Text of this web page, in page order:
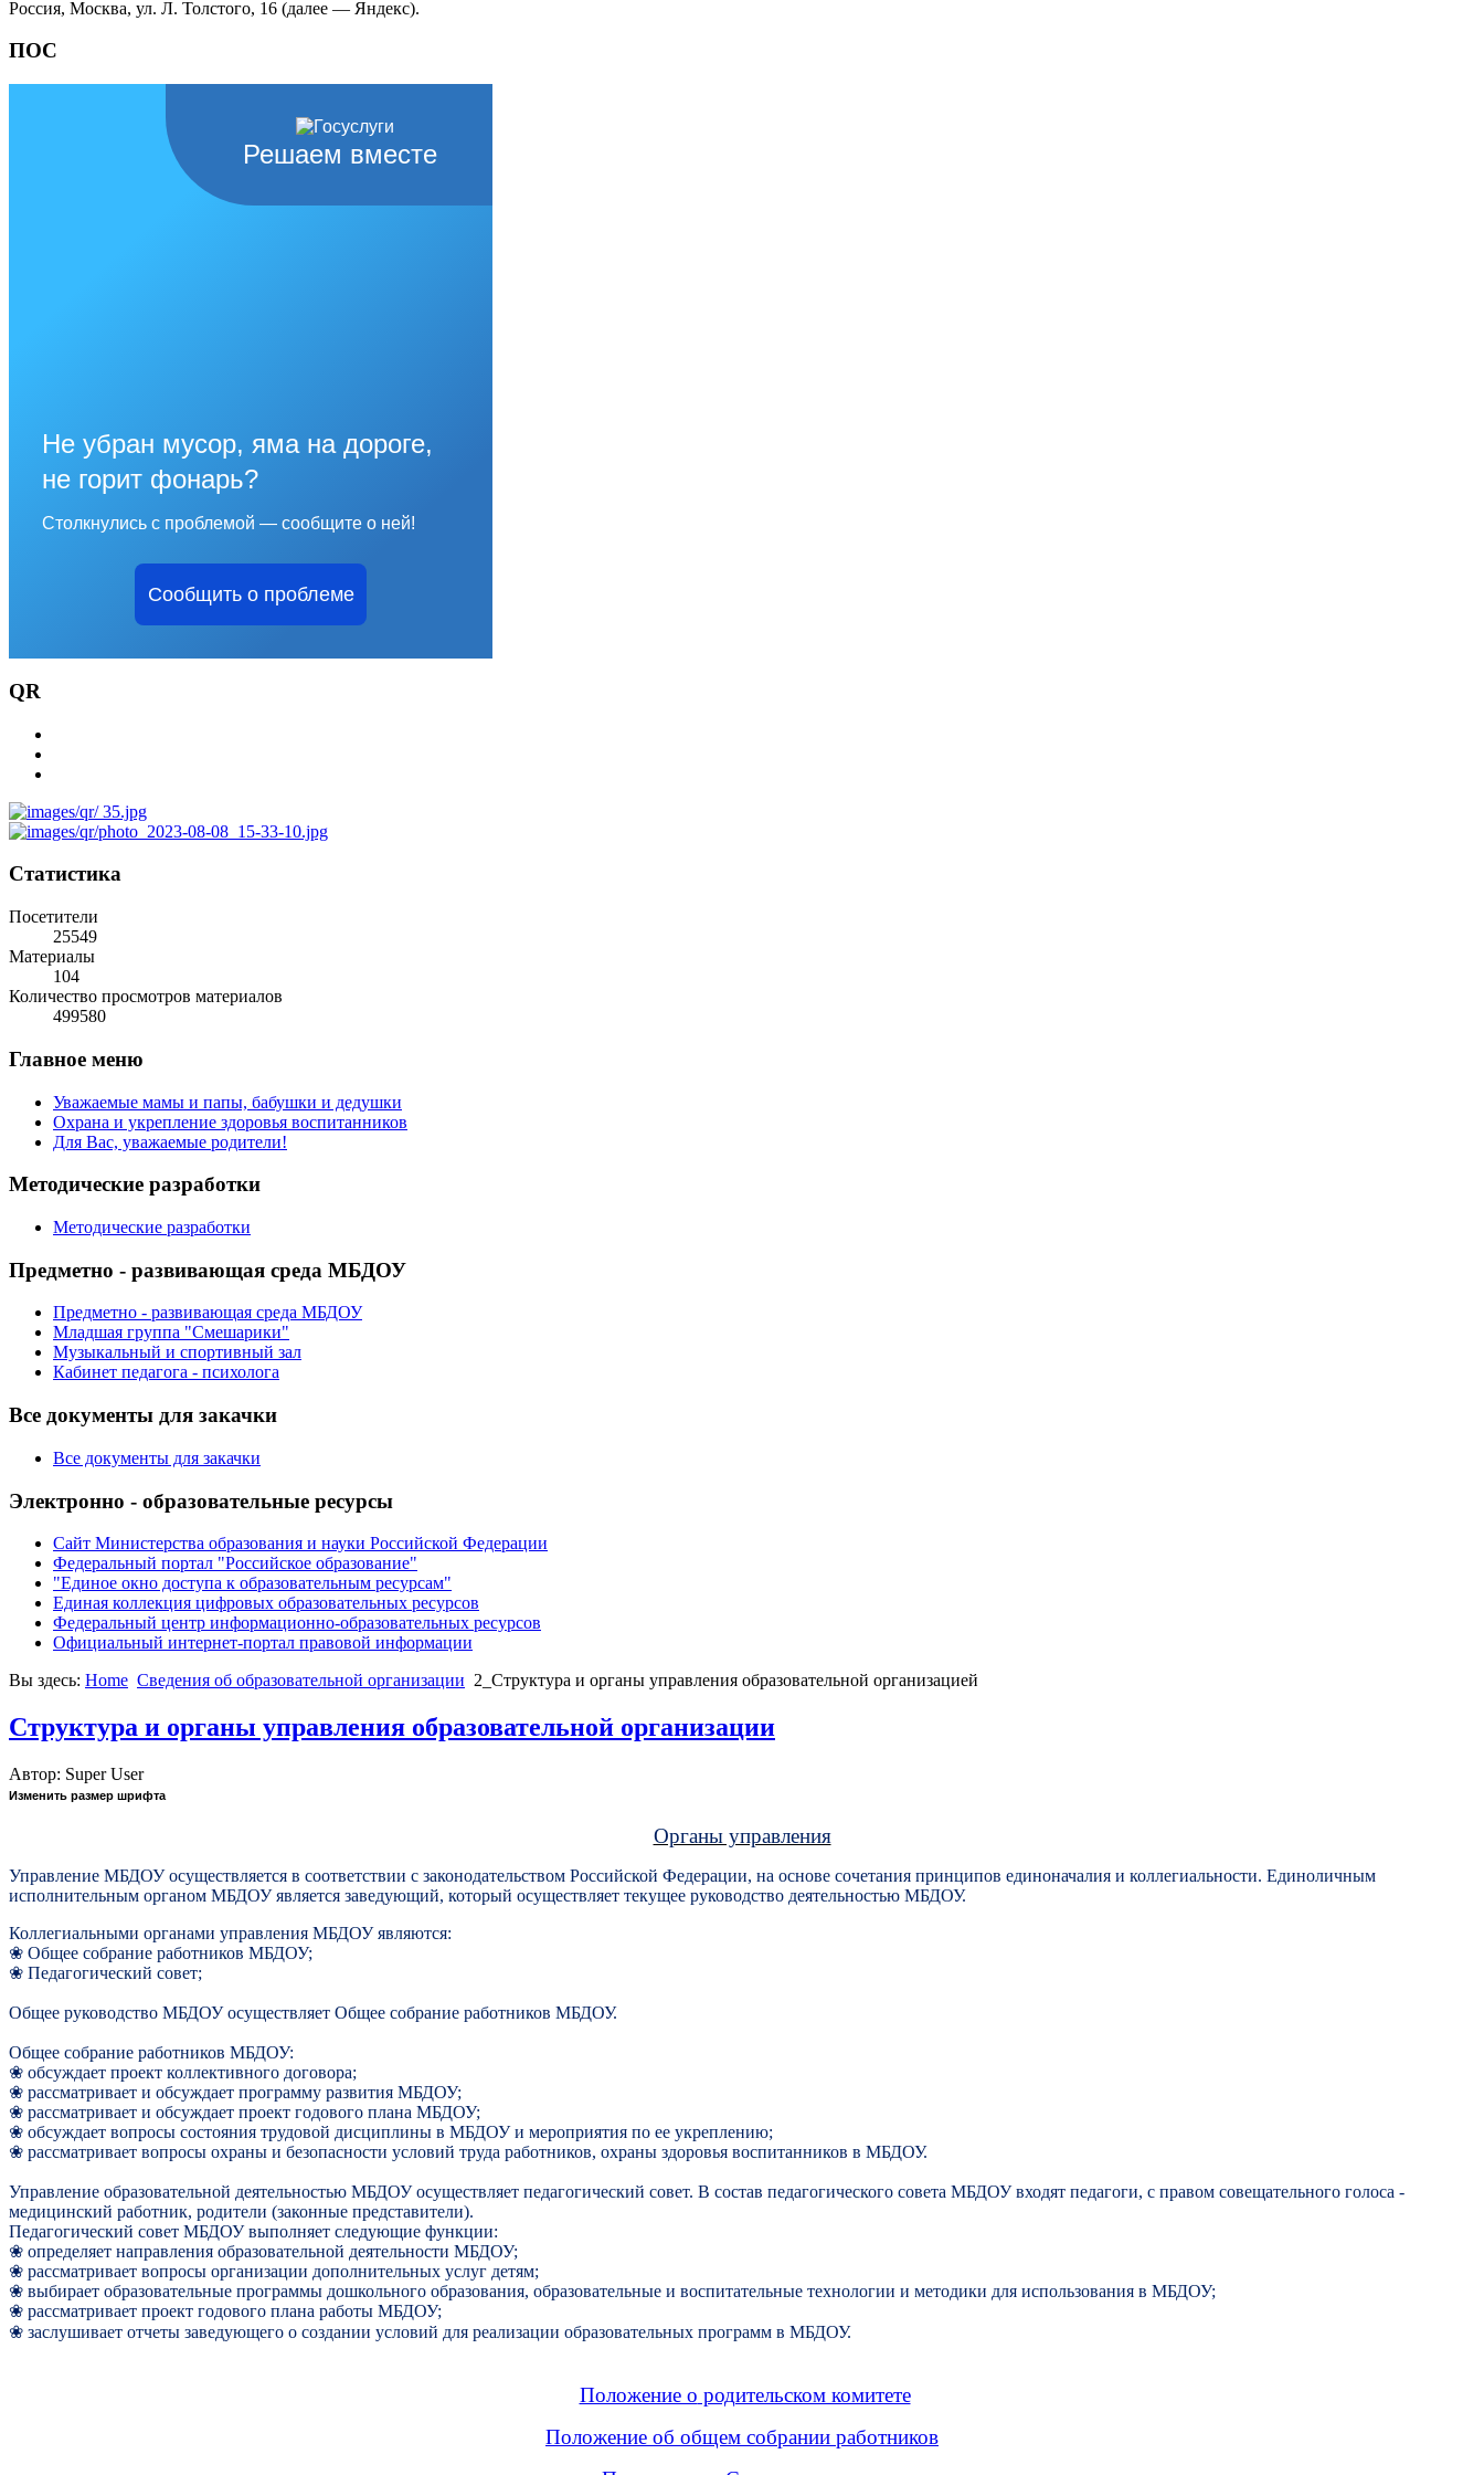
Россия, Москва, ул. Л. Толстого, 16 (далее — Яндекс).
ПОС
Решаем вместе
Не убран мусор, яма на дороге,
не горит фонарь?
Столкнулись с проблемой — сообщите о ней!
Сообщить о проблеме
QR
Статистика
Посетители
25549
Материалы
104
Количество просмотров материалов
499580
Главное меню
Уважаемые мамы и папы, бабушки и дедушки
Охрана и укрепление здоровья воспитанников
Для Вас, уважаемые родители!
Методические разработки
Методические разработки
Предметно - развивающая среда МБДОУ
Предметно - развивающая среда МБДОУ
Младшая группа "Смешарики"
Музыкальный и спортивный зал
Кабинет педагога - психолога
Все документы для закачки
Все документы для закачки
Электронно - образовательные ресурсы
Сайт Министерства образования и науки Российской Федерации
Федеральный портал "Российское образование"
"Единое окно доступа к образовательным ресурсам"
Единая коллекция цифровых образовательных ресурсов
Федеральный центр информационно-образовательных ресурсов
Официальный интернет-портал правовой информации
Вы здесь: Home Сведения об образовательной организации 2_Структура и органы управления образовательной организацией
Структура и органы управления образовательной организации
Автор: Super User
Изменить размер шрифта
Органы управления
Управление МБДОУ осуществляется в соответствии с законодательством Российской Федерации, на основе сочетания принципов единоначалия и коллегиальности. Единоличным
исполнительным органом МБДОУ является заведующий, который осуществляет текущее руководство деятельностью МБДОУ.
Коллегиальными органами управления МБДОУ являются:
❀ Общее собрание работников МБДОУ;
❀ Педагогический совет;
Общее руководство МБДОУ осуществляет Общее собрание работников МБДОУ.
Общее собрание работников МБДОУ:
❀ обсуждает проект коллективного договора;
❀ рассматривает и обсуждает программу развития МБДОУ;
❀ рассматривает и обсуждает проект годового плана МБДОУ;
❀ обсуждает вопросы состояния трудовой дисциплины в МБДОУ и мероприятия по ее укреплению;
❀ рассматривает вопросы охраны и безопасности условий труда работников, охраны здоровья воспитанников в МБДОУ.
Управление образовательной деятельностью МБДОУ осуществляет педагогический совет. В состав педагогического совета МБДОУ входят педагоги, с правом совещательного голоса -
медицинский работник, родители (законные представители).
Педагогический совет МБДОУ выполняет следующие функции:
❀ определяет направления образовательной деятельности МБДОУ;
❀ рассматривает вопросы организации дополнительных услуг детям;
❀ выбирает образовательные программы дошкольного образования, образовательные и воспитательные технологии и методики для использования в МБДОУ;
❀ рассматривает проект годового плана работы МБДОУ;
❀ заслушивает отчеты заведующего о создании условий для реализации образовательных программ в МБДОУ.
Положение о родительском комитете
Положение об общем собрании работников